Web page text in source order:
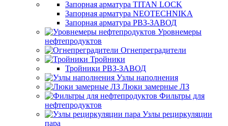
Запорная арматура TITAN LOCK
Запорная арматура NEOTECHNIKA
Запорная арматура РВЗ-ЗАВОД
Уровнемеры
нефтепродуктов
Огнепреградители
Тройники
Тройники РВЗ-ЗАВОД
Узлы наполнения
Люки замерные ЛЗ
Фильтры для
нефтепродуктов
Узлы рециркуляции
пара